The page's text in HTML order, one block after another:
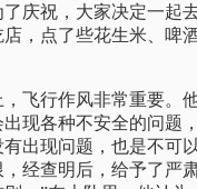
庆祝，大家决定一起
，点了些花生米、啤
飞行作风非常重要。
现各种不安全的问题
出现问题，也是不可
经查明后，给予了严